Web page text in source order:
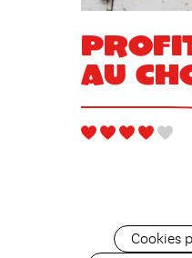
au
Cookies